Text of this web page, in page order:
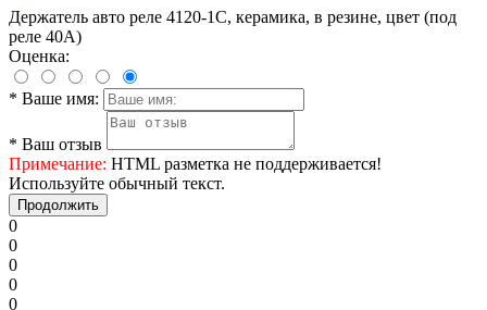
Держатель авто реле 4120-1С, керамика, в резине, цвет (под
реле 40А)
Оценка:
* Ваше имя:
* Ваш отзыв
Примечание: HTML разметка не поддерживается!
Используйте обычный текст.
Продолжить
0
0
0
0
0